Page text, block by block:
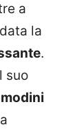
a
la
.
suo